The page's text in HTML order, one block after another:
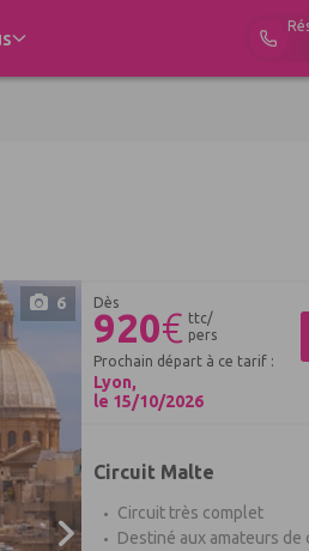
6 Dès
920€ ttc/
pers
Prochain départ à ce tarif :
Lyon,
le 15/10/2026
Circuit Malte
Circuit très complet
Destiné aux amateurs de